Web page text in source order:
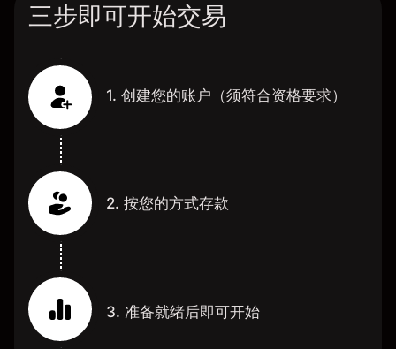
三步即可开始交易
1. 创建您的账户（须符合资格要求）
2. 按您的方式存款
3. 准备就绪后即可开始